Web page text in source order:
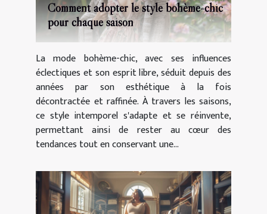
Comment adopter le style bohème-chic
pour chaque saison
La mode bohème-chic, avec ses influences
éclectiques et son esprit libre, séduit depuis des
années par son esthétique à la fois
décontractée et raffinée. À travers les saisons,
ce style intemporel s'adapte et se réinvente,
permettant ainsi de rester au cœur des
tendances tout en conservant une...